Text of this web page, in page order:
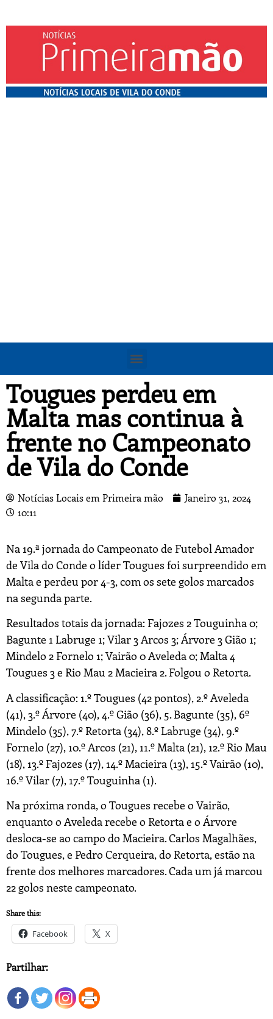
Tougues perdeu em
Malta mas continua à
frente no Campeonato
de Vila do Conde
Notícias Locais em Primeira mão
Janeiro 31, 2024
10:11
Na 19.ª jornada do Campeonato de Futebol Amador
de Vila do Conde o líder Tougues foi surpreendido em
Malta e perdeu por 4-3, com os sete golos marcados
na segunda parte.
Resultados totais da jornada: Fajozes 2 Touguinha 0;
Bagunte 1 Labruge 1; Vilar 3 Arcos 3; Árvore 3 Gião 1;
Mindelo 2 Fornelo 1; Vairão 0 Aveleda 0; Malta 4
Tougues 3 e Rio Mau 2 Macieira 2. Folgou o Retorta.
A classificação: 1.º Tougues (42 pontos), 2.º Aveleda
(41), 3.º Árvore (40), 4.º Gião (36), 5. Bagunte (35), 6º
Mindelo (35), 7.º Retorta (34), 8.º Labruge (34), 9.º
Fornelo (27), 10.º Arcos (21), 11.º Malta (21), 12.º Rio Mau
(18), 13.º Fajozes (17), 14.º Macieira (13), 15.º Vairão (10),
16.º Vilar (7), 17.º Touguinha (1).
Na próxima ronda, o Tougues recebe o Vairão,
enquanto o Aveleda recebe o Retorta e o Árvore
desloca-se ao campo do Macieira. Carlos Magalhães,
do Tougues, e Pedro Cerqueira, do Retorta, estão na
frente dos melhores marcadores. Cada um já marcou
22 golos neste campeonato.
Share this:
Facebook X
Partilhar: